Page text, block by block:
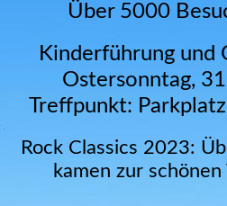
Über 5000
Kinderführung und
Ostersonntag,
Treffpunkt:
Rock Classics 2023:
kamen zur